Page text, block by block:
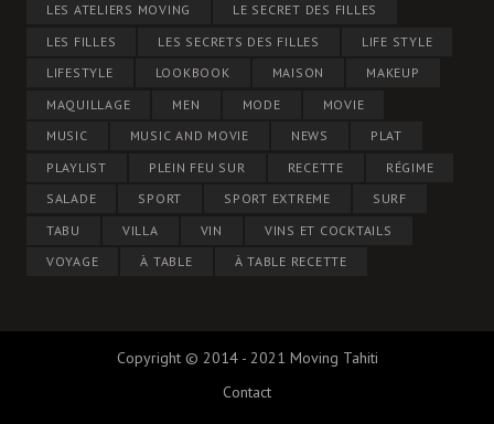
LES ATELIERS MOVING
LE SECRET DES FILLES
LES FILLES
LES SECRETS DES FILLES
LIFE STYLE
LIFESTYLE
LOOKBOOK MAISON
MAKEUP
MAQUILLAGE
MEN MODE
MOVIE
MUSIC
MUSIC AND MOVIE NEWS
PLAT
PLAYLIST
PLEIN FEU SUR RECETTE
RÉGIME
SALADE
SPORT SPORT EXTREME
SURF
TABU
VILLA VIN
VINS ET COCKTAILS
VOYAGE
À TABLE À TABLE RECETTE
Copyright © 2014 - 2021 Moving Tahiti
Contact